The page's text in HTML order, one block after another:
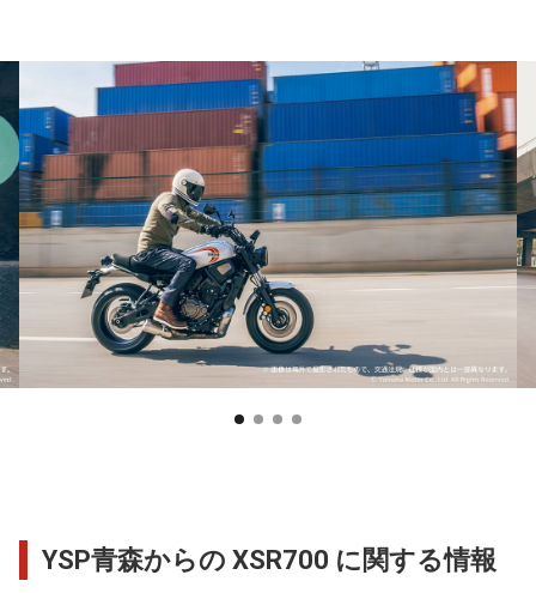
YSP青森からの XSR700 に関する情報